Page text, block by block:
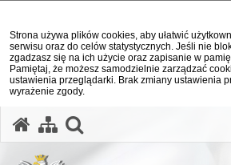
Strona używa plików cookies, aby ułatwić
serwisu oraz do celów statystycznych. Jeśli nie
zgadzasz się na ich użycie oraz zapisanie w
Pamiętaj, że możesz samodzielnie zarządzać
ustawienia przeglądarki. Brak zmiany ustawienia
wyrażenie zgody.